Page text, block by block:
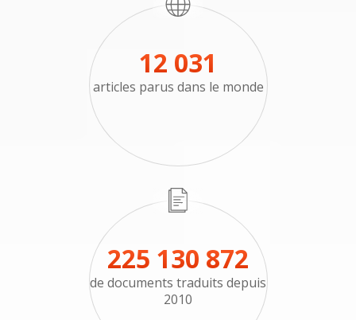
12 031
articles parus dans le monde
225 130 872
de documents traduits depuis
2010